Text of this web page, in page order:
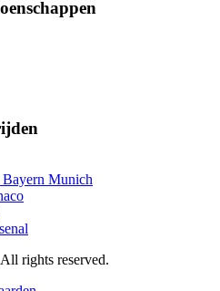
Munich
rights reserved.